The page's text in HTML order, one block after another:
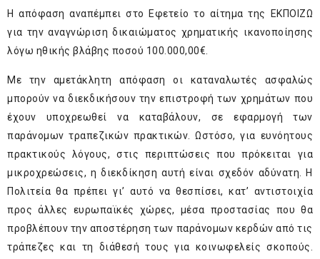
Η απόφαση αναπέμπει στο Εφετείο το αίτημα της ΕΚΠΟΙΖΩ
για την αναγνώριση δικαιώματος χρηματικής ικανοποίησης
λόγω ηθικής βλάβης ποσού 100.000,00€.
Mε την αμετάκλητη απόφαση οι καταναλωτές ασφαλώς
μπορούν να διεκδικήσουν την επιστροφή των χρημάτων που
έχουν υποχρεωθεί να καταβάλουν, σε εφαρμογή των
παράνομων τραπεζικών πρακτικών. Ωστόσο, για ευνόητους
πρακτικούς λόγους, στις περιπτώσεις που πρόκειται για
μικροχρεώσεις, η διεκδίκηση αυτή είναι σχεδόν αδύνατη. Η
Πολιτεία θα πρέπει γι’ αυτό να θεσπίσει, κατ’ αντιστοιχία
προς άλλες ευρωπαϊκές χώρες, μέσα προστασίας που θα
προβλέπουν την αποστέρηση των παράνομων κερδών από τις
τράπεζες και τη διάθεσή τους για κοινωφελείς σκοπούς.